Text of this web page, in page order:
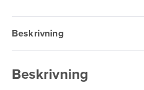
Beskrivning
Beskrivning